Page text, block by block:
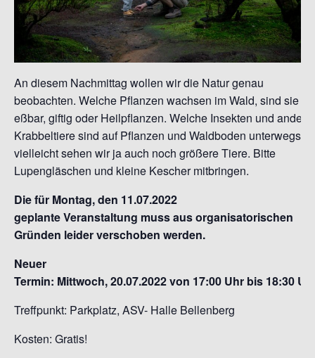
An diesem Nachmittag wollen wir die Natur genau
beobachten. Welche Pflanzen wachsen im Wald, sind sie
eßbar, giftig oder Heilpflanzen. Welche Insekten und andere
Krabbeltiere sind auf Pflanzen und Waldboden unterwegs,
vielleicht sehen wir ja auch noch größere Tiere. Bitte
Lupengläschen und kleine Kescher mitbringen.
Die für Montag, den 11.07.2022
geplante Veranstaltung muss aus organisatorischen
Gründen leider verschoben werden.
Neuer
Termin: Mittwoch, 20.07.2022 von 17:00 Uhr bis 18:30
Treffpunkt: Parkplatz, ASV- Halle Bellenberg
Kosten: Gratis!